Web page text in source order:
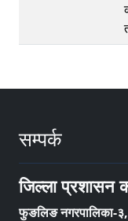
सम्पर्क
जिल्ला प्रशासन
फुङलिङ नगरपालिका-